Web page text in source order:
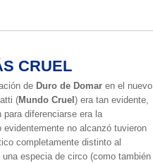
CRUEL
de Duro de Domar en el nuevo
(Mundo Cruel ) era tan evidente,
diferenciarse era la
no alcanzó tuvieron
completamente distinto al
especia de circo (como también